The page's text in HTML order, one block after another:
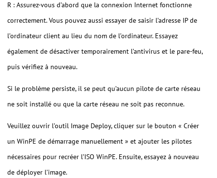
R : Assurez-vous d’abord que la connexion Internet fonctionne
correctement. Vous pouvez aussi essayer de saisir l’adresse IP de
l’ordinateur client au lieu du nom de l’ordinateur. Essayez
également de désactiver temporairement l’antivirus et le pare-feu,
puis vérifiez à nouveau.
Si le problème persiste, il se peut qu’aucun pilote de carte réseau
ne soit installé ou que la carte réseau ne soit pas reconnue.
Veuillez ouvrir l’outil Image Deploy, cliquer sur le bouton « Créer
un WinPE de démarrage manuellement » et ajouter les pilotes
nécessaires pour recréer l’ISO WinPE. Ensuite, essayez à nouveau
de déployer l’image.